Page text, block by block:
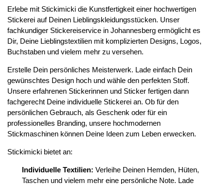
Erlebe mit Stickimicki die Kunstfertigkeit einer hochwertigen
Stickerei auf Deinen Lieblingskleidungsstücken. Unser
fachkundiger Stickereiservice in Johannesberg ermöglicht es
Dir, Deine Lieblingstextilien mit komplizierten Designs, Logos,
Buchstaben und vielem mehr zu versehen.
Erstelle Dein persönliches Meisterwerk. Lade einfach Dein
gewünschtes Design hoch und wähle den perfekten Stoff.
Unsere erfahrenen Stickerinnen und Sticker fertigen dann
fachgerecht Deine individuelle Stickerei an. Ob für den
persönlichen Gebrauch, als Geschenk oder für ein
professionelles Branding, unsere hochmodernen
Stickmaschinen können Deine Ideen zum Leben erwecken.
Stickimicki bietet an:
Individuelle Textilien: Verleihe Deinen Hemden, Hüten,
Taschen und vielem mehr eine persönliche Note. Lade